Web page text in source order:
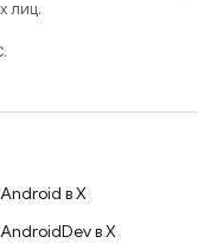
лиц.
в X
в X